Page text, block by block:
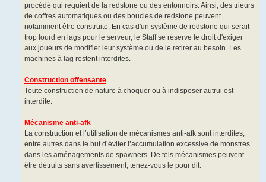
procédé qui requiert de la redstone ou des entonnoirs. Ainsi, des trieurs
de coffres automatiques ou des boucles de redstone peuvent
notamment être construite. En cas d'un système de redstone qui serait
trop lourd en lags pour le serveur, le Staff se réserve le droit d'exiger
aux joueurs de modifier leur système ou de le retirer au besoin. Les
machines à lag restent interdites.
Construction offensante
Toute construction de nature à choquer ou à indisposer autrui est
interdite.
Mécanisme anti-afk
La construction et l’utilisation de mécanismes anti-afk sont interdites,
entre autres dans le but d’éviter l’accumulation excessive de monstres
dans les aménagements de spawners. De tels mécanismes peuvent
être détruits sans avertissement, tenez-vous le pour dit.